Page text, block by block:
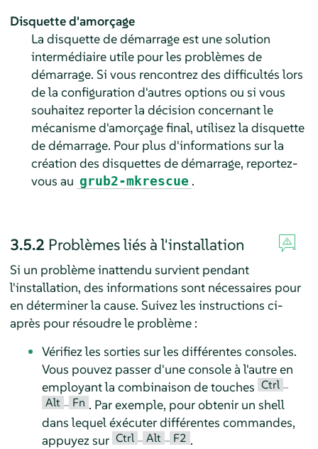
Disquette d'amorçage
La disquette de démarrage est une solution
intermédiaire utile pour les problèmes de
démarrage. Si vous rencontrez des difficultés lors
de la configuration d'autres options ou si vous
souhaitez reporter la décision concernant le
mécanisme d'amorçage final, utilisez la disquette
de démarrage. Pour plus d'informations sur la
création des disquettes de démarrage, reportez-
vous au grub2-mkrescue .
3.5.2 Problèmes liés à l'installation
Si un problème inattendu survient pendant
l'installation, des informations sont nécessaires pour
en déterminer la cause. Suivez les instructions ci-
après pour résoudre le problème :
Vérifiez les sorties sur les différentes consoles.
Vous pouvez passer d'une console à l'autre en
employant la combinaison de touches Ctrl –
Alt – Fn . Par exemple, pour obtenir un shell
dans lequel éxécuter différentes commandes,
appuyez sur Ctrl – Alt – F2 .